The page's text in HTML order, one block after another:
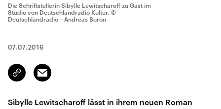
Die Schriftstellerin Sibylle Lewitscharoff zu Gast im
Studio von Deutschlandradio Kultur. ©
Deutschlandradio – Andreas Buron
07.07.2016
Link
kopieren/teilen
Email
Sibylle Lewitscharoff lässt in ihrem neuen Roman